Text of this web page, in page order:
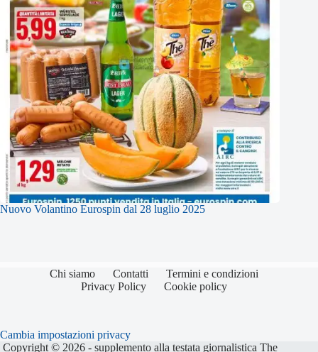
Nuovo Volantino Eurospin dal 28 luglio 2025
Chi siamo Contatti
Termini e condizioni
Privacy Policy
Cookie policy
Cambia impostazioni privacy
Copyright © 2026 - supplemento alla testata giornalistica The